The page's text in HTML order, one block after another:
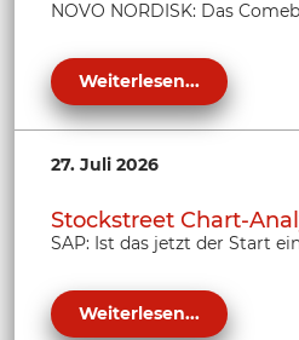
NOVO NORDISK: Das
Weiterlesen...
27. Juli 2026
Stockstreet Chart-
SAP: Ist das jetzt der Start
Weiterlesen...